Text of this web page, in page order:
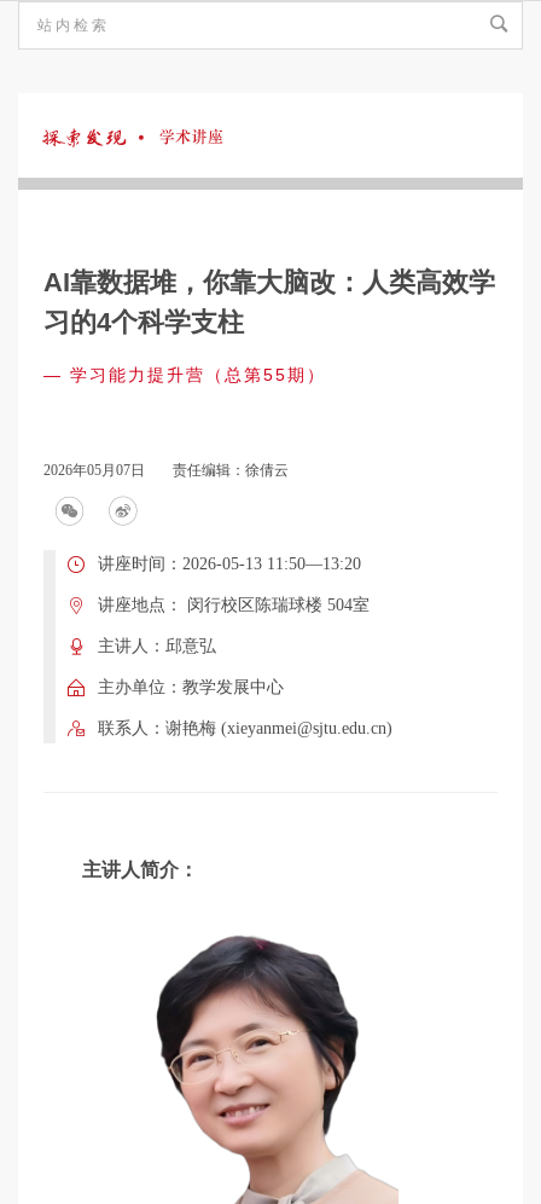
探
发
现
·
学
讲
AI靠数据堆，你靠大脑改：人类高效学
习的4个科学支柱
— 学习能力提升营（总第55期）
2026年05月07日 责任编辑：徐倩云
讲座时间：2026-05-13 11:50—13:20
讲座地点： 闵行校区陈瑞球楼 504室
主讲人：邱意弘
主办单位：教学发展中心
联系人：谢艳梅 (xieyanmei@sjtu.edu.cn)
主讲人简介：